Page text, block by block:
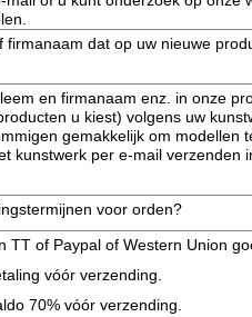
firmanaam dat op uw nieuwe
en firmanaam enz. in onze
u kiest) volgens uw
gemakkelijk om modellen
kunstwerk per e-mail verzenden
voor orden?
TT of Paypal of Western Union
vóór verzending.
70% vóór verzending.